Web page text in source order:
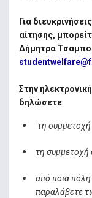
Για
αίτησης,
Δήμητρα
Στην
δηλώσετε:
τη
τη
από ποια
παραλάβετε